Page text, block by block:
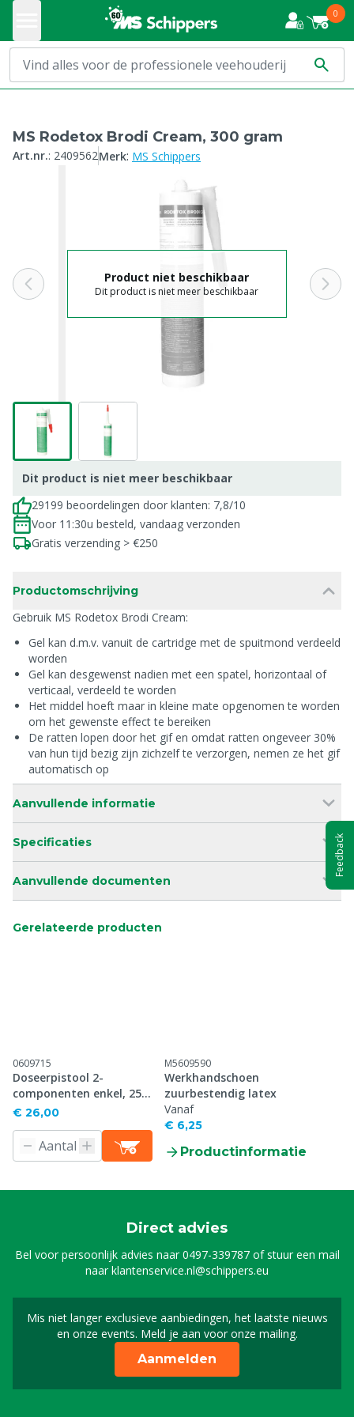
0
MS Rodetox Brodi Cream, 300 gram
Art.nr.: 2409562Merk: MS Schippers
Product niet beschikbaar
Dit product is niet meer beschikbaar
Dit product is niet meer beschikbaar
29199 beoordelingen door klanten: 7,8/10
Voor 11:30u besteld, vandaag verzonden
Gratis verzending > €250
Productomschrijving
Gebruik MS Rodetox Brodi Cream:
Gel kan d.m.v. vanuit de cartridge met de spuitmond verdeeld
worden
Gel kan desgewenst nadien met een spatel, horizontaal of
verticaal, verdeeld te worden
Het middel hoeft maar in kleine mate opgenomen te worden
om het gewenste effect te bereiken
De ratten lopen door het gif en omdat ratten ongeveer 30%
van hun tijd bezig zijn zichzelf te verzorgen, nemen ze het gif
automatisch op
Aanvullende informatie
Specificaties
Aanvullende documenten
Gerelateerde producten
0609715
Doseerpistool 2-
componenten enkel, 250
ml
€ 26,00
M5609590
Werkhandschoen
zuurbestendig latex
Vanaf
€ 6,25
Productinformatie
Direct advies
Bel voor persoonlijk advies naar0497-339787of stuur een mail
naarklantenservice.nl@schippers.eu
Mis niet langer exclusieve aanbiedingen, het laatste nieuws
en onze events. Meld je aan voor onze mailing.
Schrijf je in voor onze
Aanmelden
Feedback